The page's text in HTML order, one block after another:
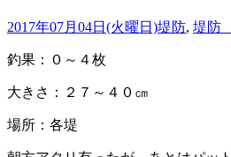
2017年07月04日(火曜日)堤防, 堤防
釣果：０～４枚
大きさ：２７～４０㎝
場所：各堤